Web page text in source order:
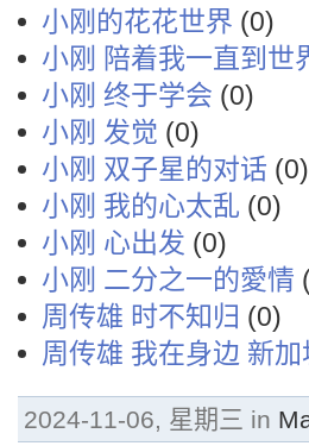
小刚的花花世界 (0)
小刚 陪着我一直到世
小刚 终于学会 (0)
小刚 发觉 (0)
小刚 双子星的对话 (0)
小刚 我的心太乱 (0)
小刚 心出发 (0)
小刚 二分之一的愛情
周传雄 时不知归 (0)
周传雄 我在身边 新
2024-11-06, 星期三 in